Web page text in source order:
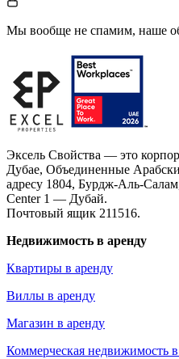
Мы вообще не спамим, наше
Эксель Свойства — это
Дубае, Объединенные
адресу 1804, Бурдж-Аль-
Center 1 — Дубай.
Почтовый ящик 211516.
Недвижимость в аренду
Квартиры в аренду
Виллы в аренду
Магазин в аренду
Коммерческая недвижимость